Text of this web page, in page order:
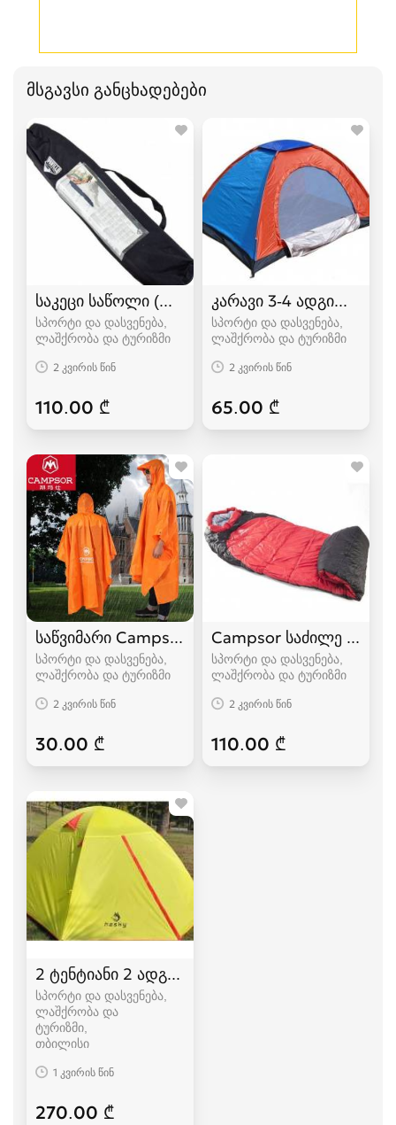
მსგავსი განცხადებები
საკეცი საწოლი (ლეჟანკა) გასაშლელი საწოლი
სპორტი და დასვენება,
ლაშქრობა და ტურიზმი
2 კვირის წინ
110.00 ₾
კარავი 3-4 ადგილიანი
სპორტი და დასვენება,
ლაშქრობა და ტურიზმი
2 კვირის წინ
65.00 ₾
საწვიმარი Campsor
სპორტი და დასვენება,
ლაშქრობა და ტურიზმი
2 კვირის წინ
30.00 ₾
Campsor საძილე
სპორტი და დასვენება,
ლაშქრობა და ტურიზმი
2 კვირის წინ
110.00 ₾
2 ტენტიანი 2 ადგილიანი HASKY karavi კარვები
სპორტი და დასვენება,
ლაშქრობა და
ტურიზმი
თბილისი
1 კვირის წინ
270.00 ₾